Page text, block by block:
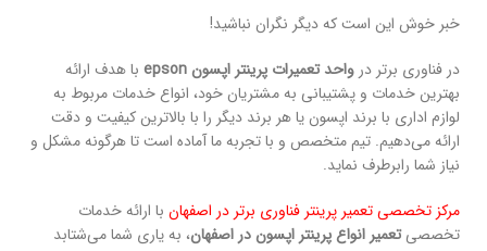
خبر خوش این است که دیگر نگران نباشید!
در فناوری برتر در واحد تعمیرات پرینتر اپسون epson
با هدف ارائه
بهترین خدمات و پشتیبانی به مشتریان خود، انواع خدمات مربوط به
لوازم اداری با برند اپسون یا هر برند دیگر را با بالاترین کیفیت و دقت
ارائه می‌دهیم. تیم متخصص و با تجربه ما آماده است تا هرگونه مشکل و
نیاز شما رابرطرف نماید.
مرکز تخصصی تعمیر پرینتر فناوری برتر در اصفهان با ارائه خدمات
تخصصیتعمیر انواع پرینتر اپسون در اصفهان، به یاری شما می‌شتابد